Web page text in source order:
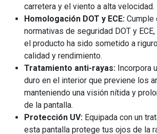
carretera y el viento a alta velocidad.
Homologación DOT y ECE: Cumple
normativas de seguridad DOT y
el producto ha sido sometido a
calidad y rendimiento.
Tratamiento anti-rayas: Incorpora
duro en el interior que previene los
manteniendo una visión nítida y
de la pantalla.
Protección UV: Equipada con un
esta pantalla protege tus ojos de la